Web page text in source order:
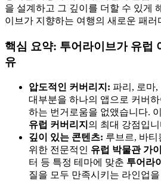
을 설계하고 그 깊이를 더할 수 있게
이브가 지향하는 여행의 새로운 패러
핵심 요약: 투어라이브가 유럽
유
압도적인 커버리지: 파리, 로마,
대부분을 하나의 앱으로 커버
하는 번거로움을 없앴습니다.
유럽 커버리지 의 최대 강점입니
깊이 있는 콘텐츠: 루브르, 바
위한 전문적인 유럽 박물관 가
터 등 특정 테마에 맞춘 투어라
질을 모두 만족시키는 라인업